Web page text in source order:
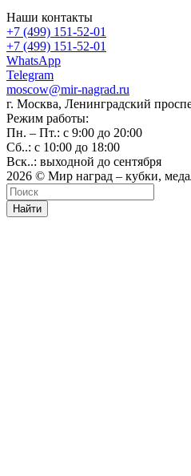
Наши контакты
+7 (499) 151-52-01
+7 (499) 151-52-01
WhatsApp
Telegram
moscow@mir-nagrad.ru
г. Москва, Ленинградский
Режим работы:
Пн. – Пт.: с 9:00 до 20:00
Сб..: с 10:00 до 18:00
Вск..: выходной до сентября
2026 © Мир наград – кубки,
Найти